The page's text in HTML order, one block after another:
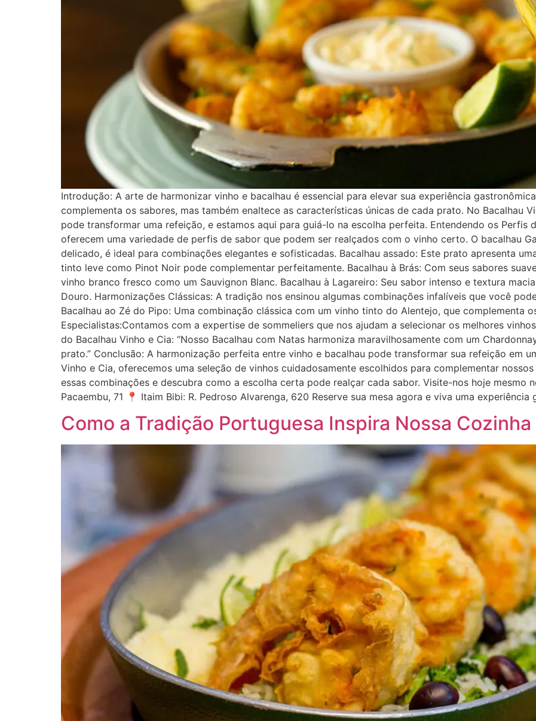
Introdução: A arte de harmonizar vinho e bacalhau é essencial para elevar sua experiência
complementa os sabores, mas também enaltece as características únicas de cada prato. No Bacalhau
pode transformar uma refeição, e estamos aqui para guiá-lo na escolha perfeita. Entendendo os Perfis
oferecem uma variedade de perfis de sabor que podem ser realçados com o vinho certo. O bacalhau
delicado, é ideal para combinações elegantes e sofisticadas. Bacalhau assado: Este prato apresenta
tinto leve como Pinot Noir pode complementar perfeitamente. Bacalhau à Brás: Com seus sabores
vinho branco fresco como um Sauvignon Blanc. Bacalhau à Lagareiro: Seu sabor intenso e textura
Douro. Harmonizações Clássicas: A tradição nos ensinou algumas combinações infalíveis que você
Bacalhau ao Zé do Pipo: Uma combinação clássica com um vinho tinto do Alentejo, que complementa
Especialistas:Contamos com a expertise de sommeliers que nos ajudam a selecionar os melhores
do Bacalhau Vinho e Cia: “Nosso Bacalhau com Natas harmoniza maravilhosamente com um
prato.” Conclusão: A harmonização perfeita entre vinho e bacalhau pode transformar sua refeição em
Vinho e Cia, oferecemos uma seleção de vinhos cuidadosamente escolhidos para complementar
essas combinações e descubra como a escolha certa pode realçar cada sabor. Visite-nos hoje mesmo
Pacaembu, 71 📍 Itaim Bibi: R. Pedroso Alvarenga, 620 Reserve sua mesa agora e viva uma experiência
Como a Tradição Portuguesa Inspira Nossa Cozinha